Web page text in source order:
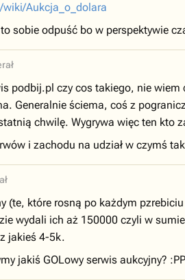
Aukcja_o_dolara
sobie odpuść bo w perspektywie
podbij.pl czy cos takiego, nie wiem
Generalnie ściema, coś z
chwilę. Wygrywa więc ten kto
i zachodu na udział w czymś
(te, które rosną po każdym
wydali ich aż 150000 czyli w
jakieś 4-5k.
jakiś GOLowy serwis aukcyjny?